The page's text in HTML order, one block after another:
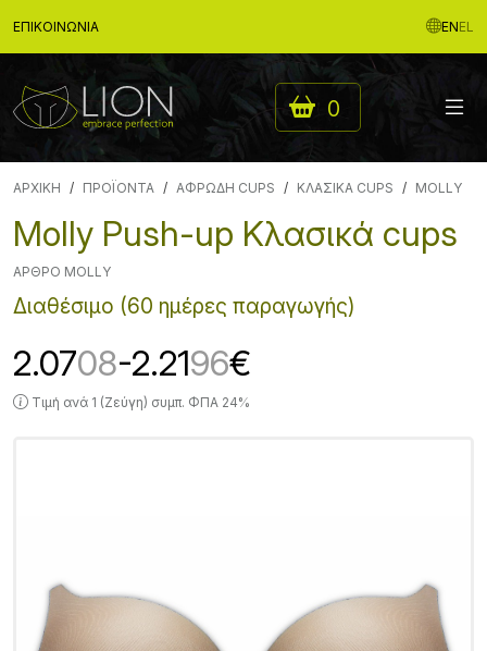
ΕΠΙΚΟΙΝΩΝΊΑ ENEL
0
ΑΡΧΙΚΉ ΠΡΟΪΟΝΤΑ ΑΦΡΩΔΗ CUPS ΚΛΑΣΙΚΑ CUPS MOLLY
Molly Push-up Κλασικά cups
ΆΡΘΡΟ MOLLY
Διαθέσιμο (60 ημέρες παραγωγής)
2.0708-2.2196€
Τιμή ανά 1 (Ζεύγη) συμπ. ΦΠΑ 24%